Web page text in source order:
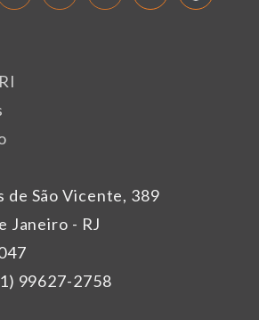
de São Vicente, 389
Janeiro - RJ
99627-2758